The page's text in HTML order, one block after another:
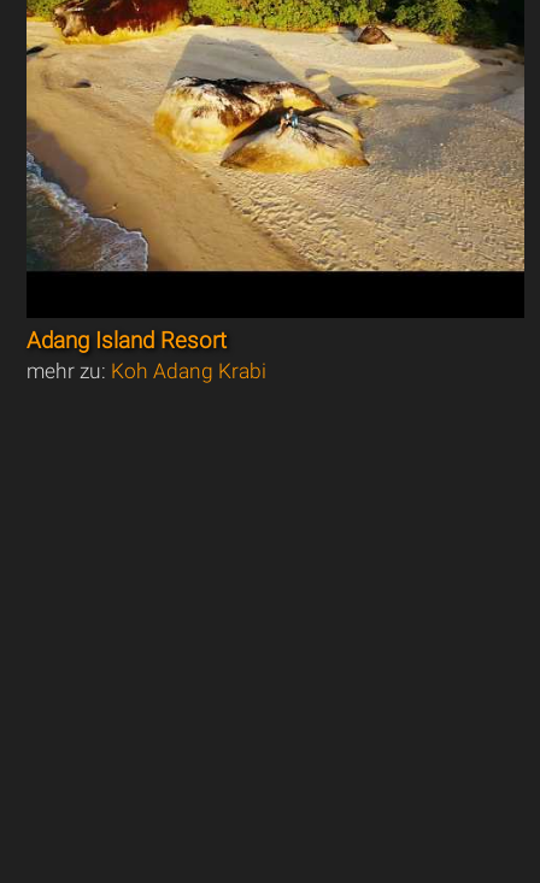
Adang Island Resort
mehr zu: Koh Adang Krabi